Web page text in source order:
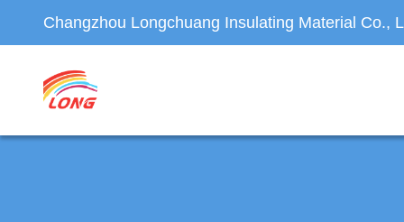
Changzhou Longchuang Insulating Material Co.,